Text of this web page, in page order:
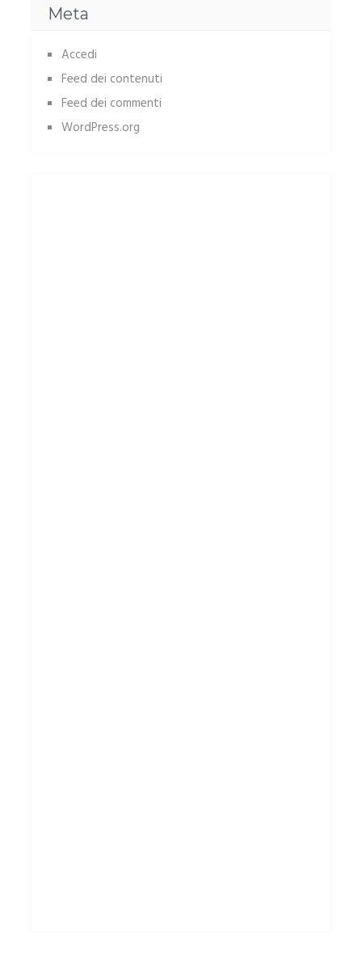
Meta
Accedi
Feed dei contenuti
Feed dei commenti
WordPress.org